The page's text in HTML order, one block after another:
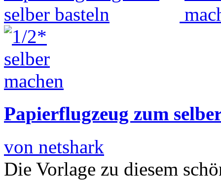
Papierflugzeug zum
von netshark
Die Vorlage zu diesem